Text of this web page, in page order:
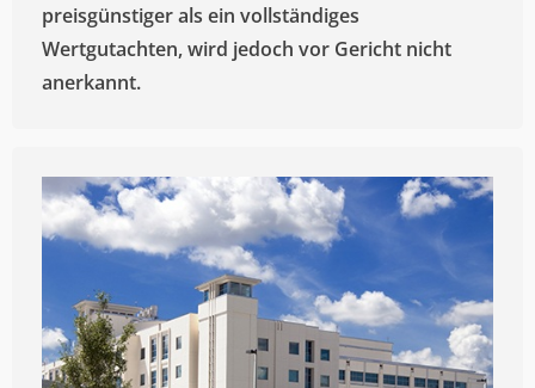
preisgünstiger als ein vollständiges
Wertgutachten, wird jedoch vor Gericht nicht
anerkannt.